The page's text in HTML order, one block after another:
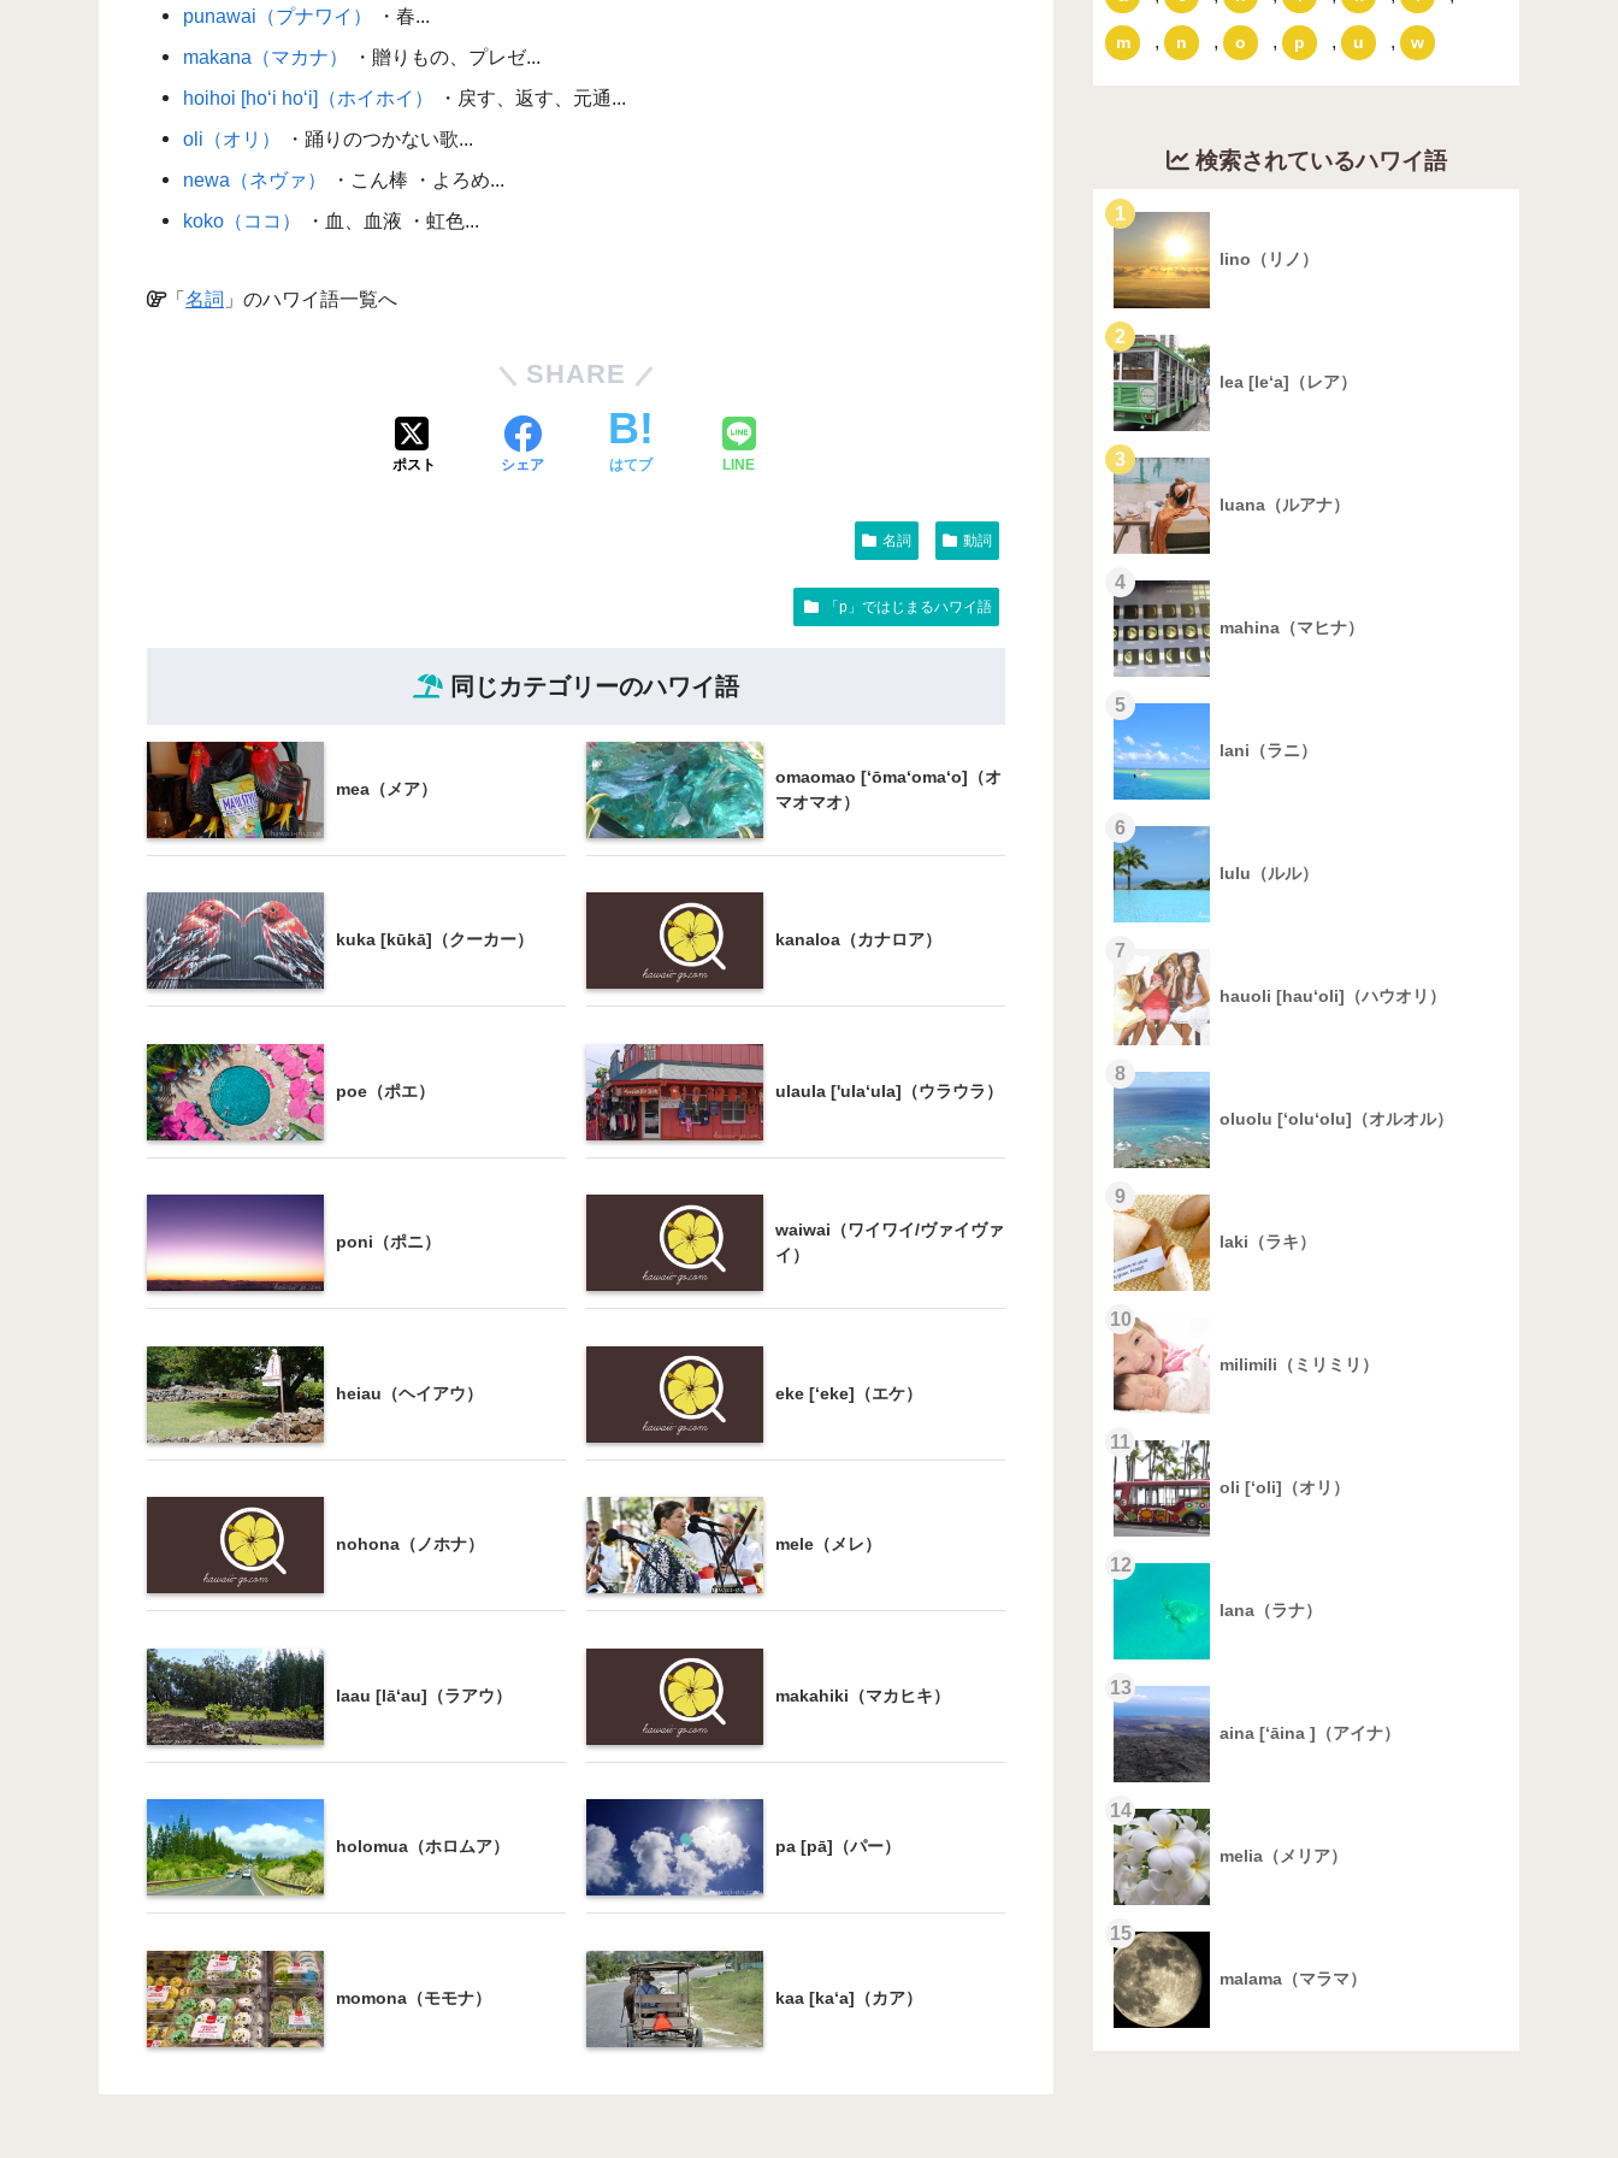
punawai（プナワイ）
・春...
makana（マカナ）
・贈りもの、プレゼ...
hoihoi [ho‘i ho‘i]（ホイホイ）
・戻す、返す、元通...
oli（オリ）
・踊りのつかない歌...
newa（ネヴァ）
・こん棒 ・よろめ...
koko（ココ）
・血、血液 ・虹色...
「名詞 」のハワイ語一覧へ
SHARE
ポスト シェア はてブ LINE
名詞 動詞
「p」ではじまるハワイ語
同じカテゴリーのハワイ語
mea（メア）
omaomao [‘ōma‘oma‘o]（オ
マオマオ）
kuka [kūkā]（クーカー） kanaloa（カナロア）
poe（ポエ） ulaula ['ula‘ula]（ウラウラ）
poni（ポニ）
waiwai（ワイワイ/ヴァイヴァ
イ）
heiau（ヘイアウ） eke [ʻeke]（エケ）
nohona（ノホナ） mele（メレ）
laau [lā‘au]（ラアウ） makahiki（マカヒキ）
holomua（ホロムア） pa [pā]（パー）
momona（モモナ） kaa [ka‘a]（カア）
m , n , o , p , u , w
検索されているハワイ語
1
lino（リノ）
2
lea [le‘a]（レア）
3
luana（ルアナ）
4
mahina（マヒナ）
5
lani（ラニ）
6
lulu（ルル）
7
hauoli [hau‘oli]（ハウオリ）
8
oluolu [‘olu‘olu]（オルオル）
9
laki（ラキ）
10
milimili（ミリミリ）
11
oli [‘oli]（オリ）
12
lana（ラナ）
13
aina [‘āina ]（アイナ）
14
melia（メリア）
15
malama（マラマ）